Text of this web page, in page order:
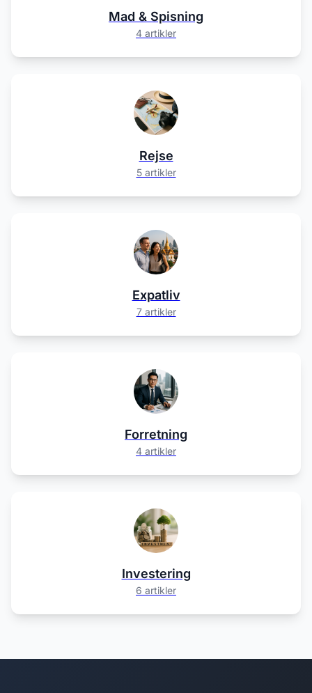
Mad & Spisning
4 artikler
Rejse
5 artikler
Expatliv
7 artikler
Forretning
4 artikler
Investering
6 artikler